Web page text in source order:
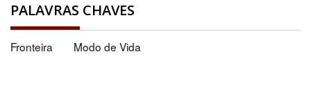
PALAVRAS CHAVES
Fronteira Modo de Vida